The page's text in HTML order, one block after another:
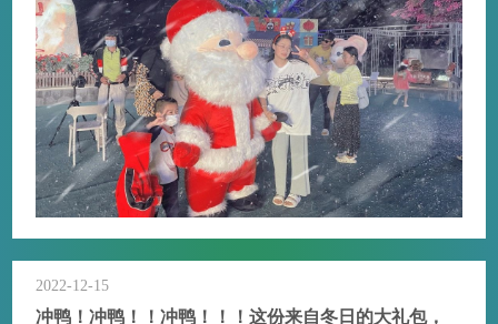
2022-12-15
冲鸭！冲鸭！！冲鸭！！！这份来自冬日的大礼包，